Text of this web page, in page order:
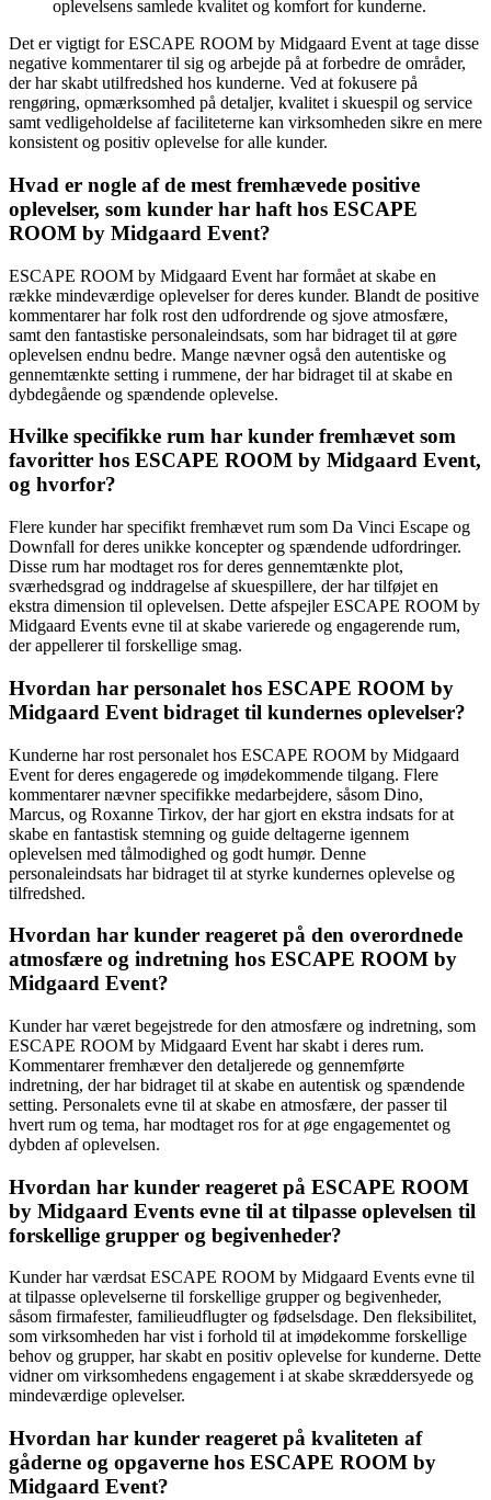
oplevelsens samlede kvalitet og komfort for kunderne.
Det er vigtigt for ESCAPE ROOM by Midgaard Event at tage disse
negative kommentarer til sig og arbejde på at forbedre de områder,
der har skabt utilfredshed hos kunderne. Ved at fokusere på
rengøring, opmærksomhed på detaljer, kvalitet i skuespil og service
samt vedligeholdelse af faciliteterne kan virksomheden sikre en mere
konsistent og positiv oplevelse for alle kunder.
Hvad er nogle af de mest fremhævede positive
oplevelser, som kunder har haft hos ESCAPE
ROOM by Midgaard Event?
ESCAPE ROOM by Midgaard Event har formået at skabe en
række mindeværdige oplevelser for deres kunder. Blandt de positive
kommentarer har folk rost den udfordrende og sjove atmosfære,
samt den fantastiske personaleindsats, som har bidraget til at gøre
oplevelsen endnu bedre. Mange nævner også den autentiske og
gennemtænkte setting i rummene, der har bidraget til at skabe en
dybdegående og spændende oplevelse.
Hvilke specifikke rum har kunder fremhævet som
favoritter hos ESCAPE ROOM by Midgaard Event,
og hvorfor?
Flere kunder har specifikt fremhævet rum som Da Vinci Escape og
Downfall for deres unikke koncepter og spændende udfordringer.
Disse rum har modtaget ros for deres gennemtænkte plot,
sværhedsgrad og inddragelse af skuespillere, der har tilføjet en
ekstra dimension til oplevelsen. Dette afspejler ESCAPE ROOM by
Midgaard Events evne til at skabe varierede og engagerende rum,
der appellerer til forskellige smag.
Hvordan har personalet hos ESCAPE ROOM by
Midgaard Event bidraget til kundernes oplevelser?
Kunderne har rost personalet hos ESCAPE ROOM by Midgaard
Event for deres engagerede og imødekommende tilgang. Flere
kommentarer nævner specifikke medarbejdere, såsom Dino,
Marcus, og Roxanne Tirkov, der har gjort en ekstra indsats for at
skabe en fantastisk stemning og guide deltagerne igennem
oplevelsen med tålmodighed og godt humør. Denne
personaleindsats har bidraget til at styrke kundernes oplevelse og
tilfredshed.
Hvordan har kunder reageret på den overordnede
atmosfære og indretning hos ESCAPE ROOM by
Midgaard Event?
Kunder har været begejstrede for den atmosfære og indretning, som
ESCAPE ROOM by Midgaard Event har skabt i deres rum.
Kommentarer fremhæver den detaljerede og gennemførte
indretning, der har bidraget til at skabe en autentisk og spændende
setting. Personalets evne til at skabe en atmosfære, der passer til
hvert rum og tema, har modtaget ros for at øge engagementet og
dybden af oplevelsen.
Hvordan har kunder reageret på ESCAPE ROOM
by Midgaard Events evne til at tilpasse oplevelsen til
forskellige grupper og begivenheder?
Kunder har værdsat ESCAPE ROOM by Midgaard Events evne til
at tilpasse oplevelserne til forskellige grupper og begivenheder,
såsom firmafester, familieudflugter og fødselsdage. Den fleksibilitet,
som virksomheden har vist i forhold til at imødekomme forskellige
behov og grupper, har skabt en positiv oplevelse for kunderne. Dette
vidner om virksomhedens engagement i at skabe skræddersyede og
mindeværdige oplevelser.
Hvordan har kunder reageret på kvaliteten af
gåderne og opgaverne hos ESCAPE ROOM by
Midgaard Event?